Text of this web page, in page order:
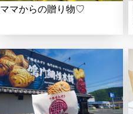
ママからの贈り物♡